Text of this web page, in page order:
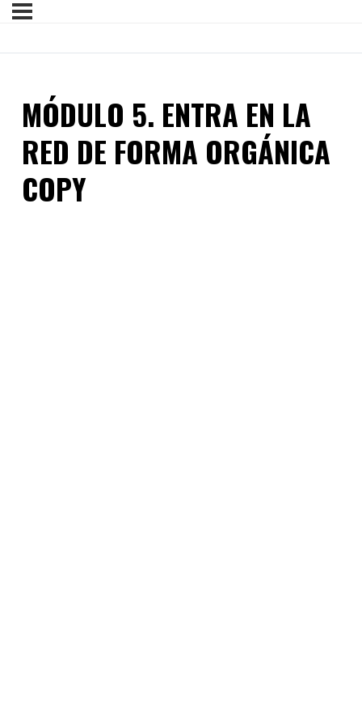
MÓDULO 5. ENTRA EN LA
RED DE FORMA ORGÁNICA
COPY